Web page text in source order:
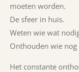
moeten worden.
De sfeer in huis.
W​eten wie wat
​Onthouden wie
Het constante